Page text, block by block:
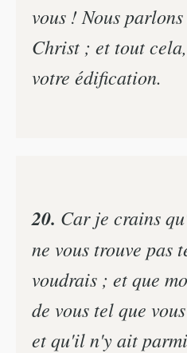
vous ! Nous
Christ ; et tout
votre édification.
20. Car je crains
ne vous trouve pas
voudrais ; et que
de vous tel que
et qu'il n'y ait